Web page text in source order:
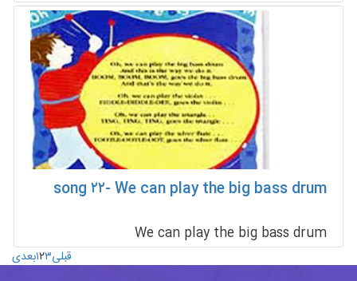
song ۲۲- We can play the big bass drum
We can play the big bass drum
قبلی ۱۲۳ بعدی